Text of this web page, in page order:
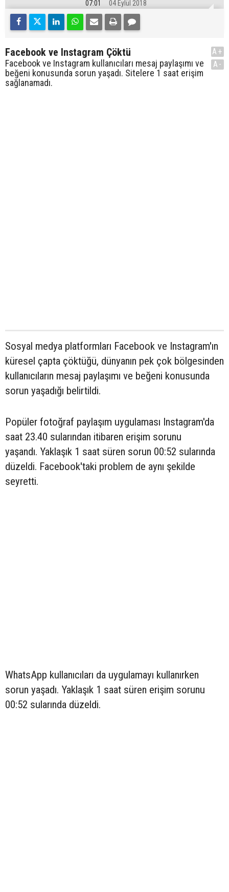
07:01 04 Eylül 2018
Facebook ve Instagram Çöktü
Facebook ve Instagram kullanıcıları mesaj paylaşımı ve
beğeni konusunda sorun yaşadı. Sitelere 1 saat erişim
sağlanamadı.
A+
A-
Sosyal medya platformları Facebook ve Instagram'ın
küresel çapta çöktüğü, dünyanın pek çok bölgesinden
kullanıcıların mesaj paylaşımı ve beğeni konusunda
sorun yaşadığı belirtildi.
Popüler fotoğraf paylaşım uygulaması Instagram'da
saat 23.40 sularından itibaren erişim sorunu
yaşandı. Yaklaşık 1 saat süren sorun 00:52 sularında
düzeldi. Facebook'taki problem de aynı şekilde
seyretti.
WhatsApp kullanıcıları da uygulamayı kullanırken
sorun yaşadı. Yaklaşık 1 saat süren erişim sorunu
00:52 sularında düzeldi.